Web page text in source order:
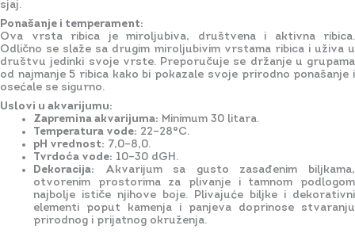
sjaj.
Ponašanje i temperament:
Ova vrsta ribica je miroljubiva, društvena i aktivna ribica.
Odlično se slaže sa drugim miroljubivim vrstama ribica i uživa u
društvu jedinki svoje vrste. Preporučuje se držanje u grupama
od najmanje 5 ribica kako bi pokazale svoje prirodno ponašanje i
osećale se sigurno.
Uslovi u akvarijumu:
Zapremina akvarijuma: Minimum 30 litara.
Temperatura vode: 22–28°C.
pH vrednost: 7,0–8,0.
Tvrdoća vode: 10–30 dGH.
Dekoracija: Akvarijum sa gusto zasađenim biljkama,
otvorenim prostorima za plivanje i tamnom podlogom
najbolje ističe njihove boje. Plivajuće biljke i dekorativni
elementi poput kamenja i panjeva doprinose stvaranju
prirodnog i prijatnog okruženja.